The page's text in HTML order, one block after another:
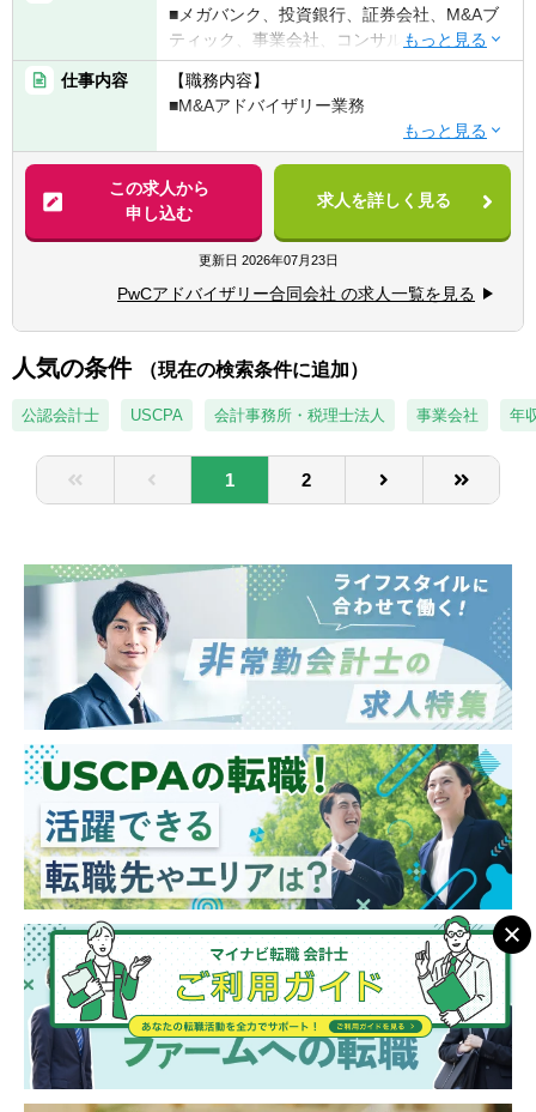
ジティブ思考で物事を考えられる人
※今回の募集においては、業界経験必須では
ございません。金融・証券業界にて新たに挑
戦したい方、中長期のキャリアを築いていき
■メガバンク、投資銀行、証券会社、M&Aブ
ティック、事業会社、コンサルティング会社
等でM&A関連業務の経験を3年以上有する方
■クライアントリレーション能力、コミュニ
ケーション能力を有する方
■財務分析能力、コンサルティング能力を有
する方
■Office（Word、Excel、PowerPoint）利用可
能な方
▽マネージャー以上
■チームマネジメントの経験が豊富な方
■アドバイザリー業務として、アクティビス
■公認会計士、USCPA、中小企業診断士、証
券アナリストに関する資格
■英語力
※シニアアソシエイト（3～5年のFA経験）、
マネージャークラス（5年以上のFA経験）の
経験歓迎
仕事内容
【職務内容】
■M&Aアドバイザリー業務
【具体的には】
■M&A戦略立案
■買手或いは買収先のソーシング支援
■プロセスのリード
■条件交渉戦略の作成支援および交渉
■企業価値分析及び買収または売却価格検討
支援
■買収ファイナンス等のアレンジメント支援
■意向表明、基本合意、最終契約等各種ドキ
ュメントのドラフティング支援
の支援 など
【特徴】
■クロスボーダー案件が多く、海外との連携
■フラットなカルチャーやDiversityを重視した
環境がある
この求人から
申し込む
求人を詳しく見る
更新日 2026年07月23日
PwCアドバイザリー合同会社 の求人一覧を見る
人気の条件 （現在の検索条件に追加）
公認会計士 USCPA 会計事務所・税理士法人 事業会社 年
1 2